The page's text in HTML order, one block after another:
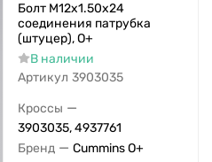
Болт M12x1.50x24
соединения патрубка
(штуцер), О+
В наличии
Артикул 3903035
Кроссы —
3903035, 4937761
Бренд — Cummins O+